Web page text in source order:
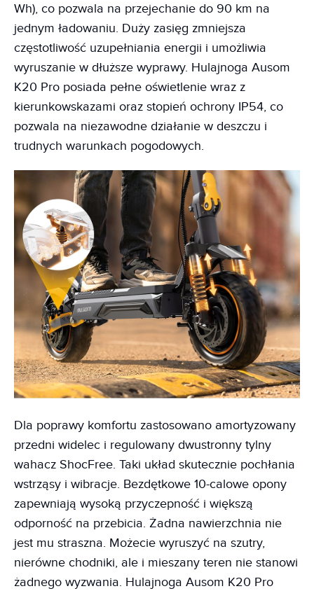
Wh), co pozwala na przejechanie do 90 km na
jednym ładowaniu. Duży zasięg zmniejsza
częstotliwość uzupełniania energii i umożliwia
wyruszanie w dłuższe wyprawy. Hulajnoga Ausom
K20 Pro posiada pełne oświetlenie wraz z
kierunkowskazami oraz stopień ochrony IP54, co
pozwala na niezawodne działanie w deszczu i
trudnych warunkach pogodowych.
Dla poprawy komfortu zastosowano amortyzowany
przedni widelec i regulowany dwustronny tylny
wahacz ShocFree. Taki układ skutecznie pochłania
wstrząsy i wibracje. Bezdętkowe 10-calowe opony
zapewniają wysoką przyczepność i większą
odporność na przebicia. Żadna nawierzchnia nie
jest mu straszna. Możecie wyruszyć na szutry,
nierówne chodniki, ale i mieszany teren nie stanowi
żadnego wyzwania. Hulajnoga Ausom K20 Pro